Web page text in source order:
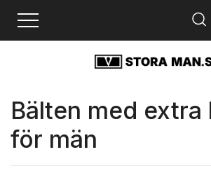
Ändra navigering
Bälten med extra
för män